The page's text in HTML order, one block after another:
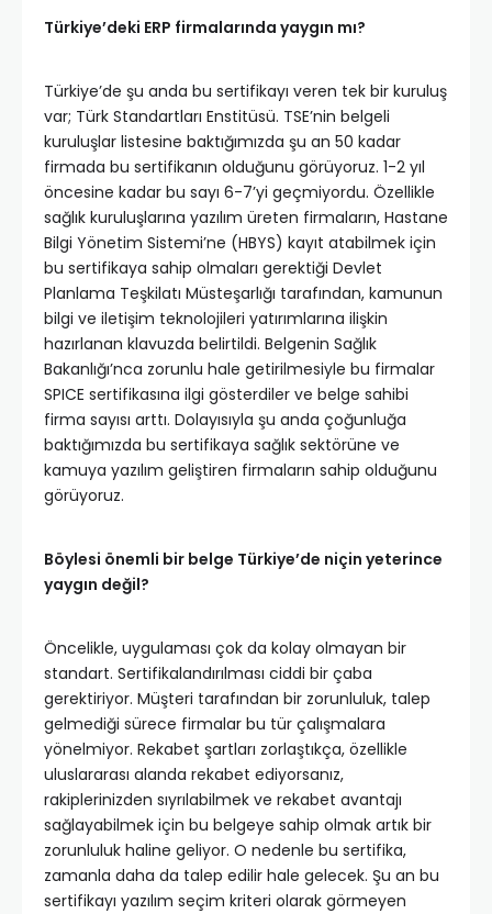
Türkiye’deki ERP firmalarında yaygın mı?
Türkiye’de şu anda bu sertifikayı veren tek bir kuruluş
var; Türk Standartları Enstitüsü. TSE’nin belgeli
kuruluşlar listesine baktığımızda şu an 50 kadar
firmada bu sertifikanın olduğunu görüyoruz. 1-2 yıl
öncesine kadar bu sayı 6-7’yi geçmiyordu. Özellikle
sağlık kuruluşlarına yazılım üreten firmaların, Hastane
Bilgi Yönetim Sistemi’ne (HBYS) kayıt atabilmek için
bu sertifikaya sahip olmaları gerektiği Devlet
Planlama Teşkilatı Müsteşarlığı tarafından, kamunun
bilgi ve iletişim teknolojileri yatırımlarına ilişkin
hazırlanan klavuzda belirtildi. Belgenin Sağlık
Bakanlığı’nca zorunlu hale getirilmesiyle bu firmalar
SPICE sertifikasına ilgi gösterdiler ve belge sahibi
firma sayısı arttı. Dolayısıyla şu anda çoğunluğa
baktığımızda bu sertifikaya sağlık sektörüne ve
kamuya yazılım geliştiren firmaların sahip olduğunu
görüyoruz.
Böylesi önemli bir belge Türkiye’de niçin yeterince
yaygın değil?
Öncelikle, uygulaması çok da kolay olmayan bir
standart. Sertifikalandırılması ciddi bir çaba
gerektiriyor. Müşteri tarafından bir zorunluluk, talep
gelmediği sürece firmalar bu tür çalışmalara
yönelmiyor. Rekabet şartları zorlaştıkça, özellikle
uluslararası alanda rekabet ediyorsanız,
rakiplerinizden sıyrılabilmek ve rekabet avantajı
sağlayabilmek için bu belgeye sahip olmak artık bir
zorunluluk haline geliyor. O nedenle bu sertifika,
zamanla daha da talep edilir hale gelecek. Şu an bu
sertifikayı yazılım seçim kriteri olarak görmeyen